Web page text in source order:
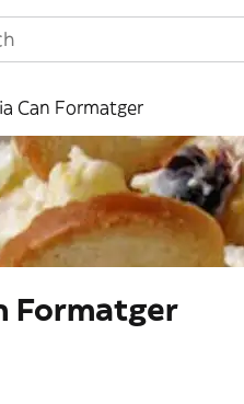
Can Formatger
Formatger